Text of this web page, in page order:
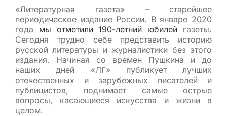
«Литературная газета» – старейшее
периодическое издание России. В январе 2020
года мы отметили 190-летний юбилей газеты.
Сегодня трудно себе представить историю
русской литературы и журналистики без этого
издания. Начиная со времен Пушкина и до
наших дней «ЛГ» публикует лучших
отечественных и зарубежных писателей и
публицистов, поднимает самые острые
вопросы, касающиеся искусства и жизни в
целом.